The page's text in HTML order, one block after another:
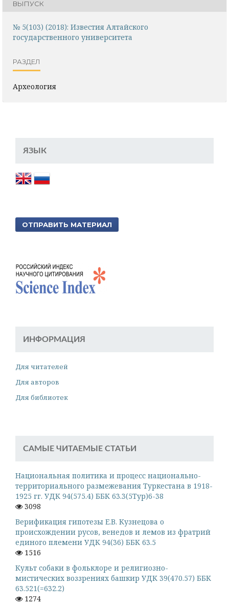
ВЫПУСК
№ 5(103) (2018): Известия Алтайского
государственного университета
РАЗДЕЛ
Археология
ЯЗЫК
ОТПРАВИТЬ МАТЕРИАЛ
ИНФОРМАЦИЯ
Для читателей
Для авторов
Для библиотек
САМЫЕ ЧИТАЕМЫЕ СТАТЬИ
Национальная политика и процесс национально-
территориального размежевания Туркестана в 1918-
1925 гг. УДК 94(575.4) ББК 63.3(5Тур)6-38
3098
Верификация гипотезы Е.В. Кузнецова о
происхождении русов, венедов и лемов из фратрий
единого племени УДК 94(36) ББК 63.5
1516
Культ собаки в фольклоре и религиозно-
мистических воззрениях башкир УДК 39(470.57) ББК
63.521(=632.2)
1274